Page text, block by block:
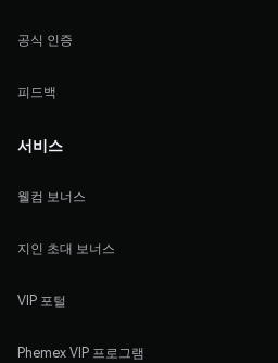
공식 인증
피드백
서비스
웰컴 보너스
지인 초대 보너스
VIP 포털
Phemex VIP 프로그램